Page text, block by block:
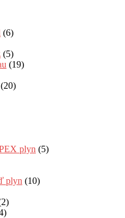
(6)
(5)
(19)
(20)
plyn (5)
plyn (10)